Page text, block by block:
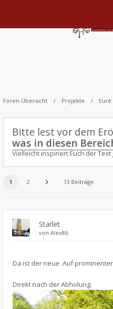
Foren-Übersicht Projekte
Bitte lest vor dem
was in diesen
Vielleicht inspiriert Euch der Text
1 2 13 Beiträge
Starlet
von Alex86
Da ist der neue. Auf
Direkt nach der Abholung: